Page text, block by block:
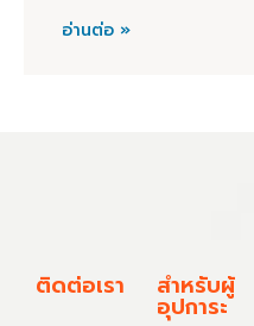
อ่านต่อ »
ติดต่อเรา สำหรับผู้
อุปการะ